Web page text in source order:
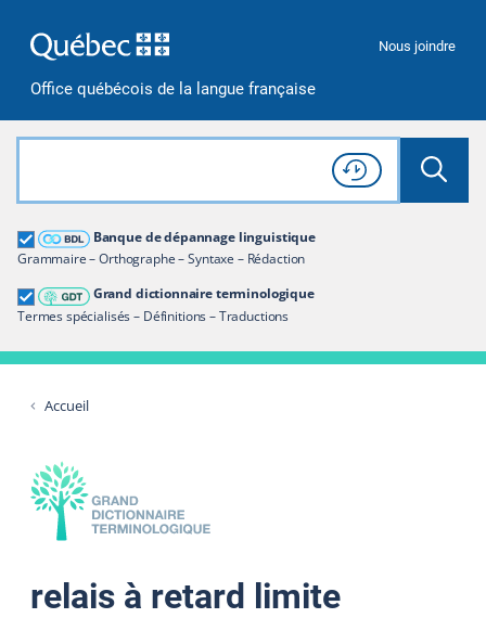
Office québécois de la langue française
Nous joindre
Rechercher dans tout le site
Lancer
Consulter l'
Historique
de recherche
Banque de dépannage linguistique
Grammaire – Orthographe – Syntaxe – Rédaction
Grand dictionnaire terminologique
Termes spécialisés – Définitions – Traductions
Grand dictionnaire terminologique
Restreindre aux termes
Accueil
relais à retard limite